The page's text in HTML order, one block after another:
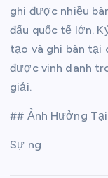
ghi được nhiều
đấu quốc tế lớn.
tạo và ghi bàn tại
được vinh danh
giải.
## Ảnh Hưởng
Sự ng